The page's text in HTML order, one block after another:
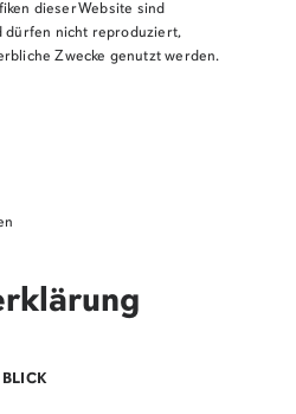
dieser Website sind
dürfen nicht reproduziert,
Zwecke genutzt werden.
BLICK